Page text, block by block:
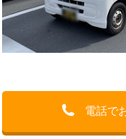
電話で